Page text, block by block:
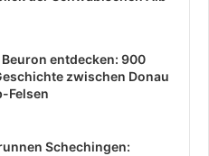
entdecken: 900
zwischen Donau
Felsen
Schechingen: